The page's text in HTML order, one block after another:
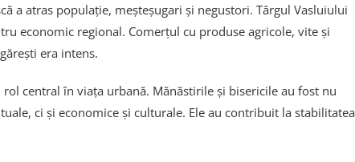
a atras populație, meșteșugari și negustori. Târgul Vasluiului
economic regional. Comerțul cu produse agricole, vite și
era intens.
rol central în viața urbană. Mănăstirile și bisericile au fost nu
ci și economice și culturale. Ele au contribuit la stabilitatea